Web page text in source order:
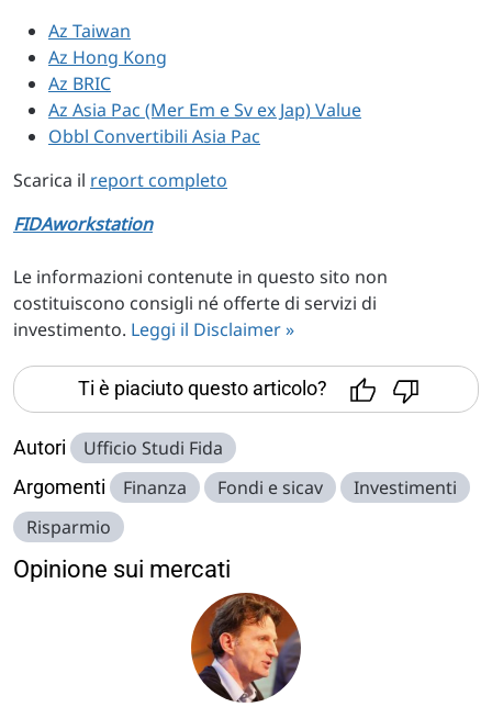
Az Taiwan
Az Hong Kong
Az BRIC
Az Asia Pac (Mer Em e Sv ex Jap) Value
Obbl Convertibili Asia Pac
Scarica il report completo
FIDAworkstation
Le informazioni contenute in questo sito non
costituiscono consigli né offerte di servizi di
investimento. Leggi il Disclaimer »
Ti è piaciuto questo articolo?
Autori Ufficio Studi Fida
Argomenti Finanza Fondi e sicav
Investimenti
Risparmio
Opinione sui mercati